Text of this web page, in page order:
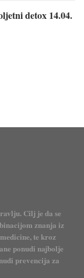
detox 14.04.
Cilj je da se
znanja iz
te kroz
ponudi najbolje
prevencija za